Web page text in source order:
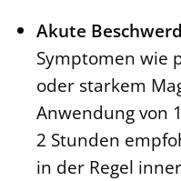
Akute
Symptomen wie
oder starkem
Anwendung von
2 Stunden
in der Regel